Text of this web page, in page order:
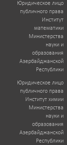
Юридическое лицо
публичного права
Институт
математики
Министерства
науки и
образования
Азербайджанской
Республики
Юридическое лицо
публичного права
Институт химии
Министерства
науки и
образования
Азербайджанской
Республики